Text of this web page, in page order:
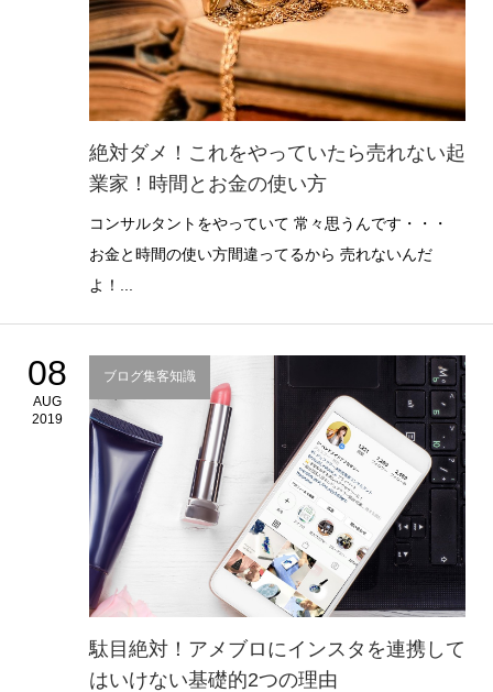
絶対ダメ！これをやっていたら売れない起
業家！時間とお金の使い方
コンサルタントをやっていて 常々思うんです・・・
お金と時間の使い方間違ってるから 売れないんだ
よ！...
08
AUG
2019
ブログ集客知識
駄目絶対！アメブロにインスタを連携して
はいけない基礎的2つの理由